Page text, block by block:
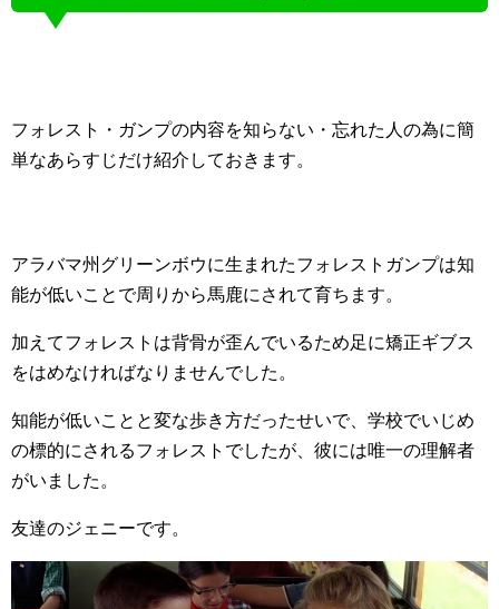
フォレスト・ガンプの内容を知らない・忘れた人の為に簡
単なあらすじだけ紹介しておきます。
アラバマ州グリーンボウに生まれたフォレストガンプは知
能が低いことで周りから馬鹿にされて育ちます。
加えてフォレストは背骨が歪んでいるため足に矯正ギブス
をはめなければなりませんでした。
知能が低いことと変な歩き方だったせいで、学校でいじめ
の標的にされるフォレストでしたが、彼には唯一の理解者
がいました。
友達のジェニーです。